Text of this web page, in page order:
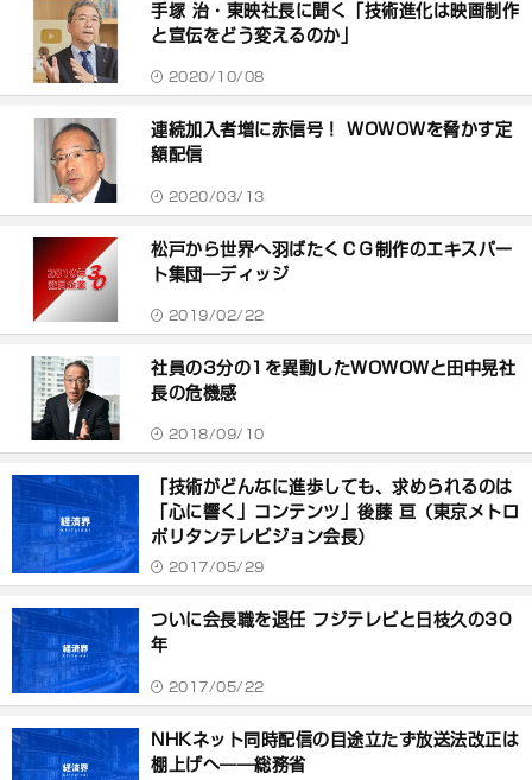
手塚 治・東映社長に聞く「技術進化は映画制作
と宣伝をどう変えるのか」
2020/10/08
連続加入者増に赤信号！ WOWOWを脅かす定
額配信
2020/03/13
松戸から世界へ羽ばたくＣＧ制作のエキスパー
ト集団―ディッジ
2019/02/22
社員の3分の1を異動したWOWOWと田中晃社
長の危機感
2018/09/10
「技術がどんなに進歩しても、求められるのは
「心に響く」コンテンツ」後藤 亘（東京メトロ
ポリタンテレビジョン会長）
2017/05/29
ついに会長職を退任 フジテレビと日枝久の30
年
2017/05/22
NHKネット同時配信の目途立たず放送法改正は
棚上げへ――総務省